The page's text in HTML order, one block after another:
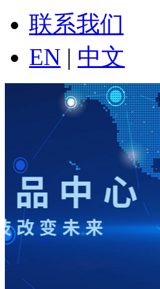
联系我们
EN | 中文